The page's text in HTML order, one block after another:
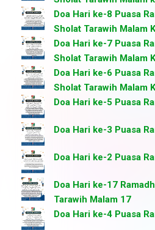
Doa Hari ke-8 Puasa
Sholat Tarawih Malam
Doa Hari ke-7 Puasa
Sholat Tarawih Malam
Doa Hari ke-6 Puasa
Sholat Tarawih Malam
Doa Hari ke-5 Puasa
Doa Hari ke-3 Puasa
Doa Hari ke-2 Puasa
Doa Hari ke-17
Tarawih Malam 17
Doa Hari ke-4 Puasa